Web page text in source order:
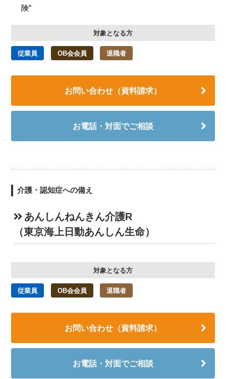
険”
対象となる方
従業員 OB会会員 退職者
お問い合わせ（資料請求）
お電話・対面でご相談
介護・認知症への備え
あんしんねんきん介護R
（東京海上日動あんしん生命）
対象となる方
従業員 OB会会員 退職者
お問い合わせ（資料請求）
お電話・対面でご相談